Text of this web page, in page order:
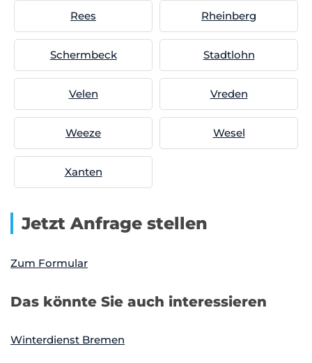
Rees Rheinberg
Schermbeck Stadtlohn
Velen Vreden
Weeze Wesel
Xanten
Jetzt Anfrage stellen
Zum Formular
Das könnte Sie auch interessieren
Winterdienst Bremen